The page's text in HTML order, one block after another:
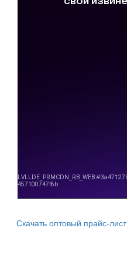
Скачать оптовый прайс-лист